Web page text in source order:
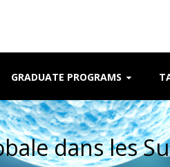
GRADUATE PROGRAMS
dans les